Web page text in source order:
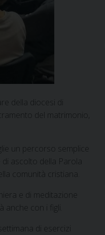
della diocesi di
del matrimonio,
un percorso semplice
di ascolto della Parola
comunità cristiana.
e di meditazione
anche con i figli.
di esercizi